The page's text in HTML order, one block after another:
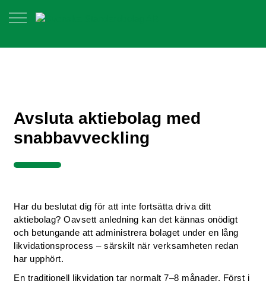
Avsluta aktiebolag med
snabbavveckling
Har du beslutat dig för att inte fortsätta driva ditt
aktiebolag? Oavsett anledning kan det kännas onödigt
och betungande att administrera bolaget under en lång
likvidationsprocess – särskilt när verksamheten redan
har upphört.
En traditionell likvidation tar normalt 7–8 månader. Först i